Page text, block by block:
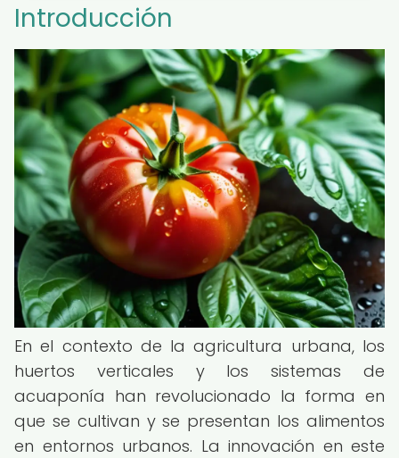
Introducción
En el contexto de la agricultura urbana, los
huertos verticales y los sistemas de
acuaponía han revolucionado la forma en
que se cultivan y se presentan los alimentos
en entornos urbanos. La innovación en este